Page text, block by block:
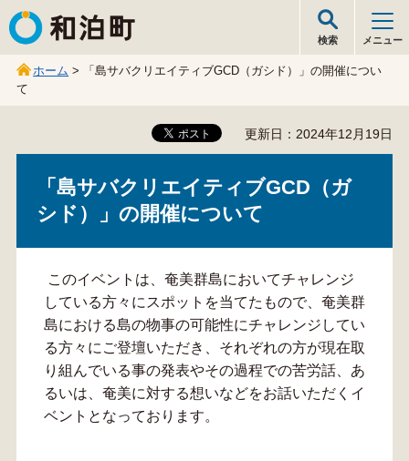
和泊町
検索 メニュー
ホーム > 「島サバクリエイティブGCD（ガシド）」の開催につい
て
更新日：2024年12月19日
「島サバクリエイティブGCD（ガ
シド）」の開催について
このイベントは、奄美群島においてチャレンジ
している方々にスポットを当てたもので、奄美群
島における島の物事の可能性にチャレンジしてい
る方々にご登壇いただき、それぞれの方が現在取
り組んでいる事の発表やその過程での苦労話、あ
るいは、奄美に対する想いなどをお話いただくイ
ベントとなっております。